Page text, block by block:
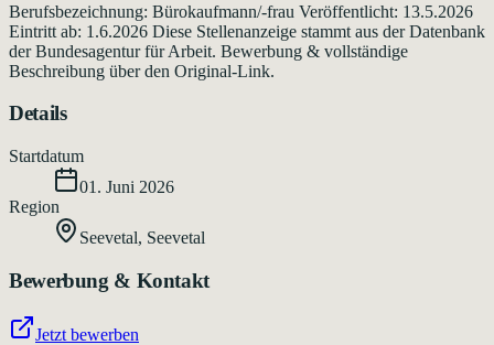
Berufsbezeichnung: Bürokaufmann/-frau Veröffentlicht: 13.5.2026
Eintritt ab: 1.6.2026 Diese Stellenanzeige stammt aus der Datenbank
der Bundesagentur für Arbeit. Bewerbung & vollständige
Beschreibung über den Original-Link.
Details
Startdatum
01. Juni 2026
Region
Seevetal, Seevetal
Bewerbung & Kontakt
Jetzt bewerben